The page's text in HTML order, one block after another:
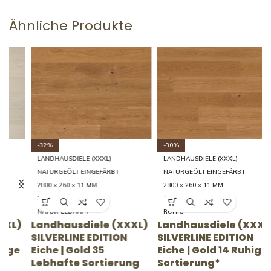
Ähnliche Produkte
LANDHAUSDIELE (XXXL)
NATURGEÖLT EINGEFÄRBT
2800 × 260 × 11 MM
35 LEBHAFT
NATUR-LEBHAFT
Landhausdiele (XXXL)
SILVERLINE EDITION
Eiche | Gold 35
Lebhafte Sortierung
LANDHAUSDIELE (XXXL)
NATURGEÖLT EINGEFÄRBT
2800 × 260 × 11 MM
14 RUHIG
RUHIG
Landhausdiele (XXXL)
SILVERLINE EDITION
Eiche | Gold 14 Ruhige
Sortierung*